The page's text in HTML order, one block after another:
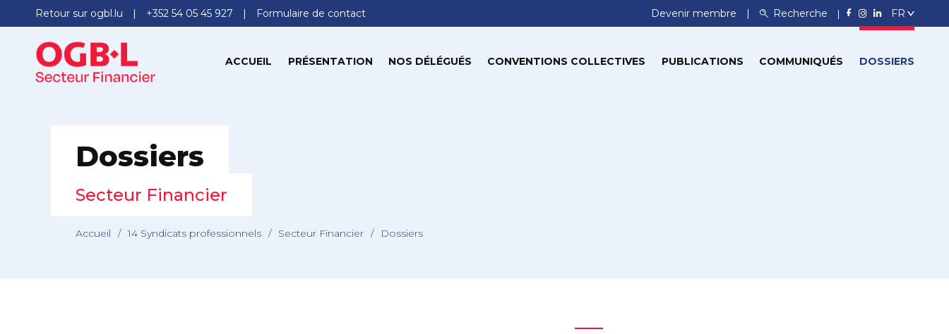
Retour sur ogbl.lu +352 54 05 45 927 Formulaire de contact Devenir membre Recherche
ACCUEIL PRÉSENTATION NOS DÉLÉGUÉS CONVENTIONS COLLECTIVES PUBLICATIONS COMMUNIQUÉS DOSSIERS
Dossiers
Secteur Financier
Accueil / 14 Syndicats professionnels / Secteur Financier / Dossiers